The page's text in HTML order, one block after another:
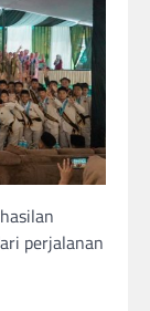
perjalanan